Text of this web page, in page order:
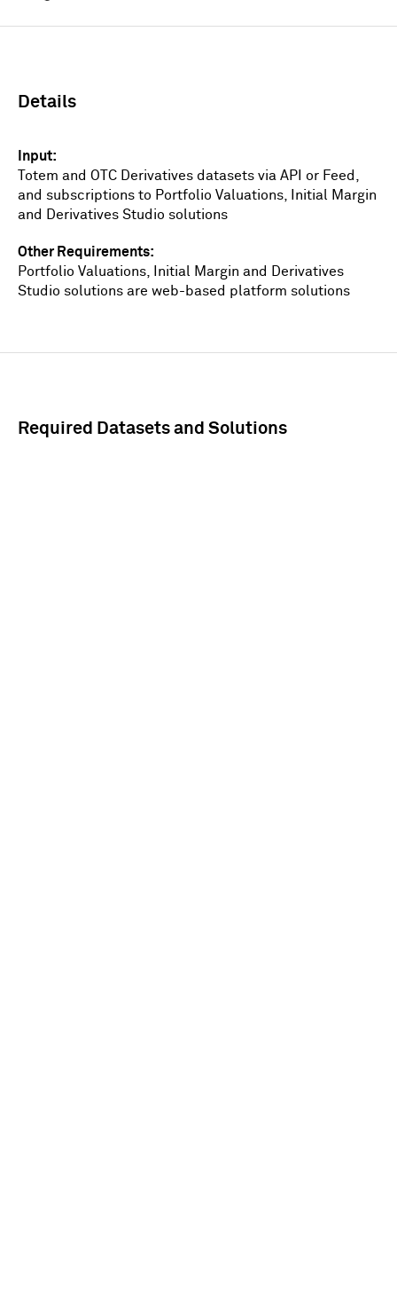
Details
Input
Totem and OTC Derivatives datasets via API or Feed,
and subscriptions to Portfolio Valuations, Initial Margin
and Derivatives Studio solutions
Other Requirements
Portfolio Valuations, Initial Margin and Derivatives
Studio solutions are web-based platform solutions
Required Datasets and Solutions